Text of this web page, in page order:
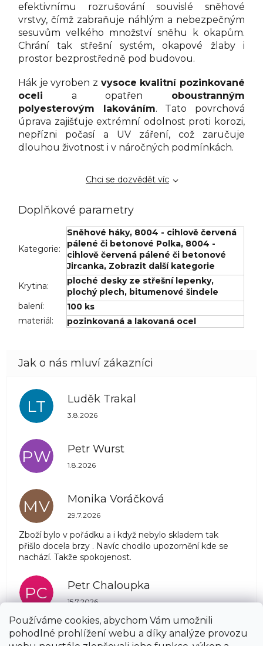
Používáme cookies, abychom Vám umožnili
pohodlné prohlížení webu a díky analýze provozu
efektivnímu rozrušování souvislé sněhové
vrstvy, čímž zabraňuje náhlým a nebezpečným
sesuvům velkého množství sněhu k okapům.
Chrání tak střešní systém, okapové žlaby i
prostor bezprostředně pod budovou.
Hák je vyroben z vysoce kvalitní pozinkované
oceli
a opatřen
oboustranným
polyesterovým lakováním. Tato povrchová
úprava zajišťuje extrémní odolnost proti korozi,
nepřízni počasí a UV záření, což zaručuje
dlouhou životnost i v náročných podmínkách.
Chci se dozvědět víc
Doplňkové parametry
Kategorie:
Sněhové háky, 8004 - cihlově červená
pálené či betonové Polka, 8004 -
cihlově červená pálené či betonové
Jircanka, Zobrazit další kategorie
Krytina: ploché desky ze střešní lepenky,
plochý plech, bitumenové šindele
balení:
100 ks
materiál: pozinkovaná a lakovaná ocel
LT Luděk Trakal
Hodnocení obchodu je 5 z 5 hvězdiček.
3.8.2026
PW Petr Wurst
Hodnocení obchodu je 5 z 5 hvězdiček.
1.8.2026
MV Monika Voráčková
Hodnocení obchodu je 5 z 5 hvězdiček.
29.7.2026
Zboží bylo v pořádku a i když nebylo skladem tak
přišlo docela brzy . Navíc chodilo upozornění kde se
nachází. Takže spokojenost.
PC Petr Chaloupka
Hodnocení obchodu je 5 z 5 hvězdiček.
15.7.2026
Zobrazit další hodnocení